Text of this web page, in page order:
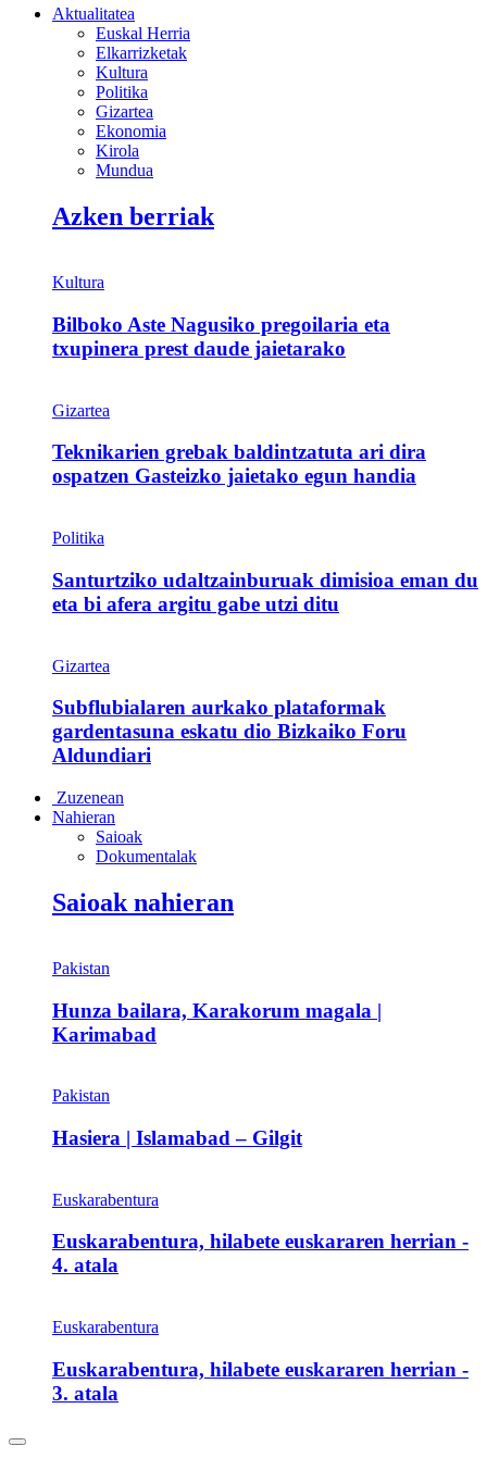
Aktualitatea
Euskal Herria
Elkarrizketak
Kultura
Politika
Gizartea
Ekonomia
Kirola
Mundua
Azken berriak
Kultura
Bilboko Aste Nagusiko pregoilaria eta
txupinera prest daude jaietarako
Gizartea
Teknikarien grebak baldintzatuta ari dira
ospatzen Gasteizko jaietako egun handia
Politika
Santurtziko udaltzainburuak dimisioa eman du
eta bi afera argitu gabe utzi ditu
Gizartea
Subflubialaren aurkako plataformak
gardentasuna eskatu dio Bizkaiko Foru
Aldundiari
Zuzenean
Nahieran
Saioak
Dokumentalak
Saioak nahieran
Pakistan
Hunza bailara, Karakorum magala |
Karimabad
Pakistan
Hasiera | Islamabad – Gilgit
Euskarabentura
Euskarabentura, hilabete euskararen herrian -
4. atala
Euskarabentura
Euskarabentura, hilabete euskararen herrian -
3. atala